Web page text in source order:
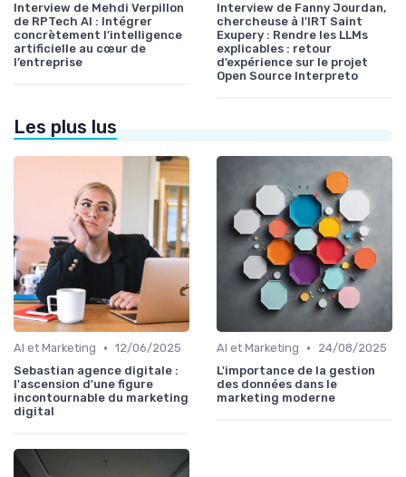
Interview de Mehdi Verpillon
de RPTech AI : Intégrer
concrètement l’intelligence
artificielle au cœur de
l’entreprise
Interview de Fanny Jourdan,
chercheuse à l'IRT Saint
Exupery : Rendre les LLMs
explicables : retour
d’expérience sur le projet
Open Source Interpreto
Les plus lus
AI et Marketing • 12/06/2025
Sebastian agence digitale :
l'ascension d'une figure
incontournable du marketing
digital
AI et Marketing •
24/08/2025
L'importance de la gestion
des données dans le
marketing moderne